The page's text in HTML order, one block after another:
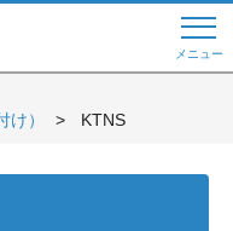
メニュー
はこちら
）
KTNS